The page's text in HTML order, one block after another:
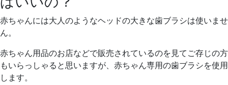
赤ちゃんには大人のようなヘッドの大きな歯ブラシは使いませ
ん。
赤ちゃん用品のお店などで販売されているのを見てご存じの方
もいらっしゃると思いますが、赤ちゃん専用の歯ブラシを使用
します。